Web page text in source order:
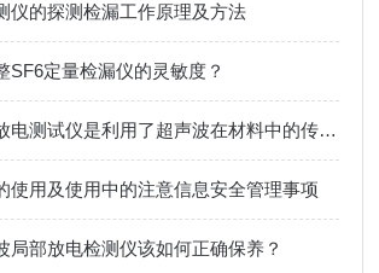
仪的探测检漏工作原理及方法
SF6定量检漏仪的灵敏度？
超声波局部放电测试仪是利用了超声波在材料中的传播和反射特性
使用及使用中的注意信息安全管理事项
局部放电检测仪该如何正确保养？